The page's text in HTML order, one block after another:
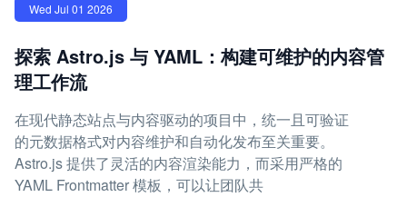
Wed Jul 01 2026
探索 Astro.js 与 YAML：构建可维护的内容管
理工作流
在现代静态站点与内容驱动的项目中，统一且可验证
的元数据格式对内容维护和自动化发布至关重要。
Astro.js 提供了灵活的内容渲染能力，而采用严格的
YAML Frontmatter 模板，可以让团队共